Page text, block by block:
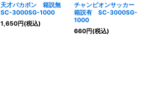
天才バカボン 箱説無
SC-3000SG-1000
1,650円(税込)
チャンピオンサッカー
箱説有 SC-3000SG-
1000
660円(税込)